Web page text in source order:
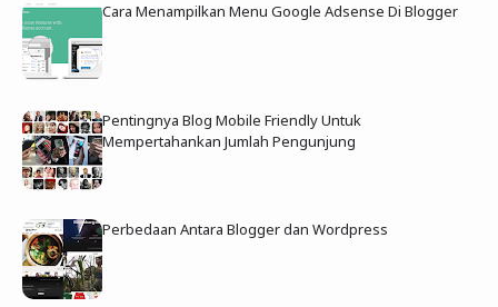
Cara Menampilkan Menu Google Adsense Di Blogger
Pentingnya Blog Mobile Friendly Untuk
Mempertahankan Jumlah Pengunjung
Perbedaan Antara Blogger dan Wordpress